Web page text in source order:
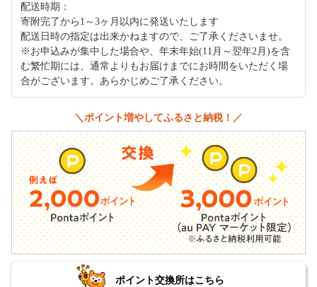
配送時期：
寄附完了から1～3ヶ月以内に発送いたします
配送日時の指定は出来かねますので、ご了承くださいませ。
※お申込みが集中した場合や、年末年始(11月～翌年2月)を含
む繁忙期には、通常よりもお届けまでにお時間をいただく場
合がございます。あらかじめご了承ください。
＼ポイント増やしてふるさと納税！／
ポイント交換所はこちら